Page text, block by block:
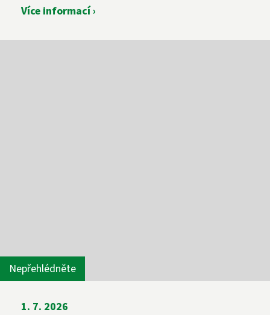
Více informací ›
Nepřehlédněte
1. 7. 2026